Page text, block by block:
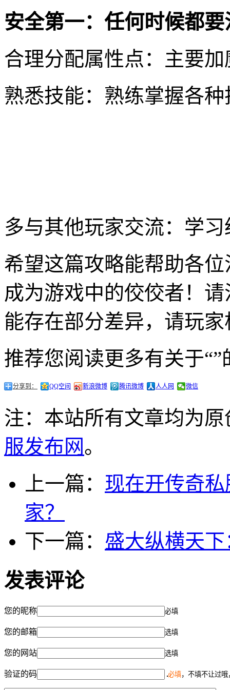
安全第一：任何时候都
合理分配属性点：主要
熟悉技能：熟练掌握各
多与其他玩家交流：学
希望这篇攻略能帮助各
成为游戏中的佼佼者！
能存在部分差异，请玩
推荐您阅读更多有关于“”
分享到： QQ空间 新浪微博 腾讯微博 人人网 微信
注：本站所有文章均为
服发布网。
上一篇： 现在开传奇
家？
下一篇： 盛大纵横天
发表评论
您的昵称 必填
您的邮箱 选填
您的网站 选填
验证的码 必填，不填不让过